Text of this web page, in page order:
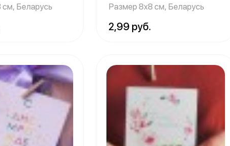
Беларусь Размер 8х8 см, Беларусь
2,99 руб.